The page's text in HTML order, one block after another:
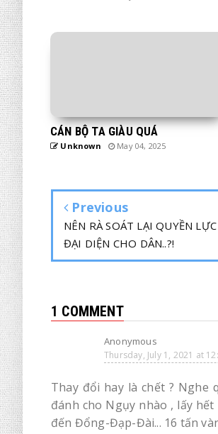
CÁN BỘ TA GIÀU QUÁ
Unknown May 04, 2025
Previous
NÊN RÀ SOÁT LẠI QUYỀN
ĐẠI DIỆN CHO DÂN..?!
1 COMMENT
Anonymous
Thursday, July 1, 2021 at
Thay đổi hay là chết ? Nghe
đánh cho Ngụy nhào , lấy
đến Đổng-Đạp-Đài... 16 tấn